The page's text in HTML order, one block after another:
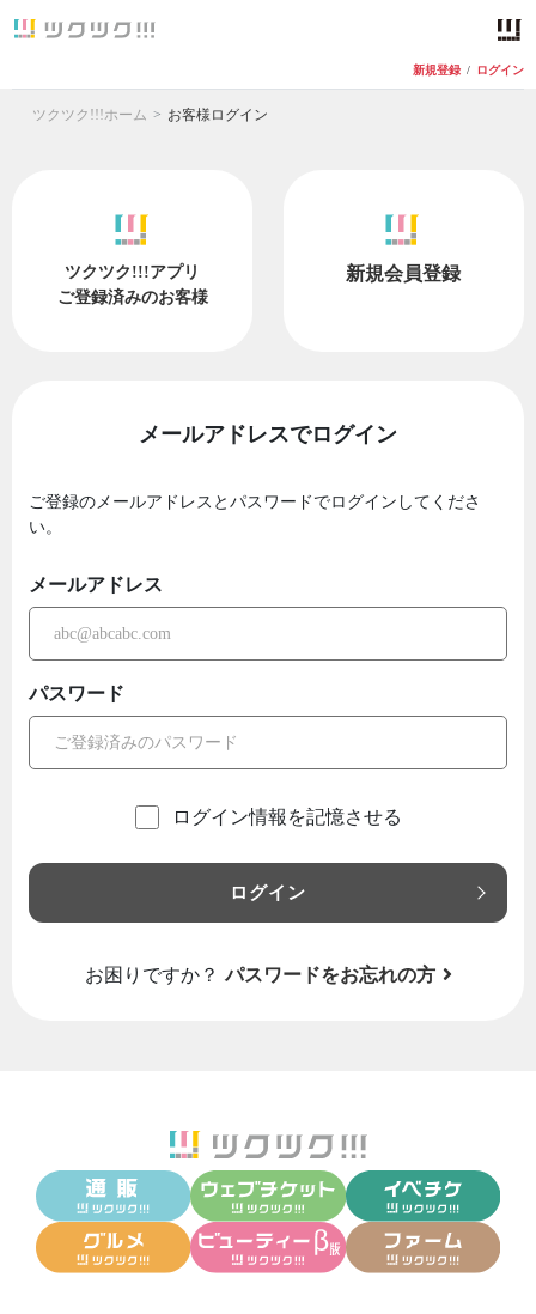
新規登録 / ログイン
ツクツク!!!ホーム お客様ログイン
ツクツク!!!アプリ
ご登録済みのお客様
新規会員登録
メールアドレスでログイン
ご登録のメールアドレスとパスワードでログインしてくださ
い。
メールアドレス
パスワード
ログイン情報を記憶させる
ログイン
お困りですか？ パスワードをお忘れの方